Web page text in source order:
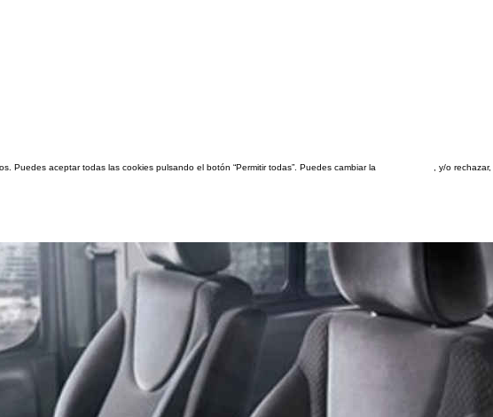
Puedes aceptar todas las cookies pulsando el botón “Permitir todas”. Puedes cambiar la
, y/o